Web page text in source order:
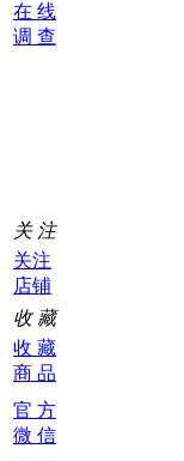
在 线
调 查
关 注
关注
店铺
收 藏
收 藏
商 品
官 方
微 信